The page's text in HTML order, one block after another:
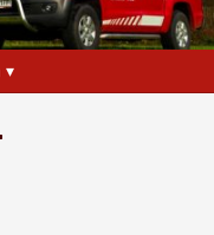
▾